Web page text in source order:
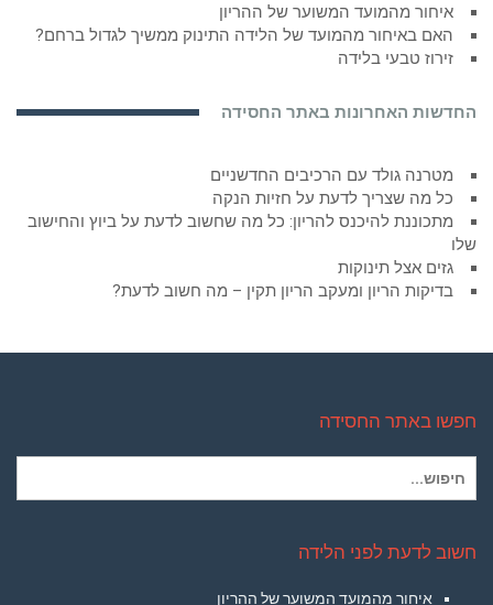
איחור מהמועד המשוער של ההריון
האם באיחור מהמועד של הלידה התינוק ממשיך לגדול ברחם?
זירוז טבעי בלידה
החדשות האחרונות באתר החסידה
מטרנה גולד עם הרכיבים החדשניים
כל מה שצריך לדעת על חזיות הנקה
מתכוננת להיכנס להריון: כל מה שחשוב לדעת על ביוץ והחישוב
שלו
גזים אצל תינוקות
בדיקות הריון ומעקב הריון תקין – מה חשוב לדעת?
חפשו באתר החסידה
עבור:
חשוב לדעת לפני הלידה
איחור מהמועד המשוער של ההריון